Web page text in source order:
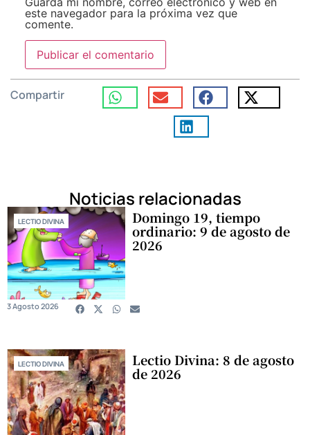
este navegador para la próxima vez que
comente.
Compartir
Noticias relacionadas
LECTIO DIVINA Domingo 19, tiempo
ordinario: 9 de agosto de
2026
3 Agosto 2026
LECTIO DIVINA Lectio Divina: 8 de agosto
de 2026